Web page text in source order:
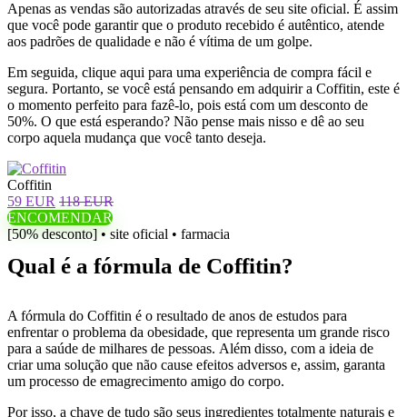
Apenas as vendas são autorizadas através de seu site oficial. É assim
que você pode garantir que o produto recebido é autêntico, atende
aos padrões de qualidade e não é vítima de um golpe.
Em seguida, clique aqui para uma experiência de compra fácil e
segura. Portanto, se você está pensando em adquirir a Coffitin, este é
o momento perfeito para fazê-lo, pois está com um desconto de
50%. O que está esperando? Não pense mais nisso e dê ao seu
corpo aquela mudança que você tanto deseja.
Coffitin
59 EUR 118 EUR
ENCOMENDAR
[50% desconto] • site oficial • farmacia
Qual é a fórmula de Coffitin?
A fórmula do Coffitin é o resultado de anos de estudos para
enfrentar o problema da obesidade, que representa um grande risco
para a saúde de milhares de pessoas. Além disso, com a ideia de
criar uma solução que não cause efeitos adversos e, assim, garanta
um processo de emagrecimento amigo do corpo.
Por isso, a chave de tudo são seus ingredientes totalmente naturais e